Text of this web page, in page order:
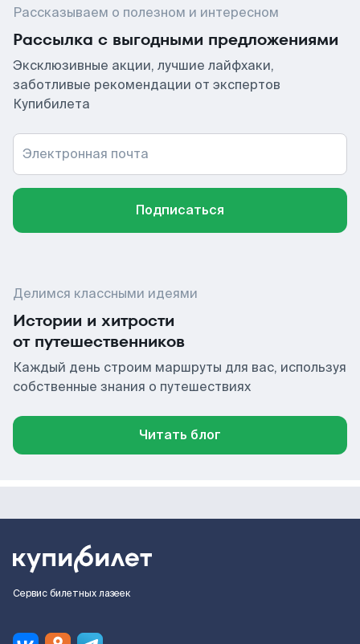
Рассказываем о полезном и интересном
Рассылка с выгодными предложениями
Эксклюзивные акции, лучшие лайфхаки,
заботливые рекомендации от экспертов
Купибилета
Электронная почта
Подписаться
Делимся классными идеями
Истории и хитрости
от путешественников
Каждый день строим маршруты для вас, используя
собственные знания о путешествиях
Читать блог
Сервис билетных лазеек